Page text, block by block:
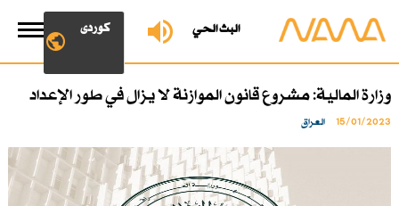
البث الحي کوردی
وزارة المالية: مشروع قانون الموازنة لا يزال في طور الإعداد
15/01/2023 العراق